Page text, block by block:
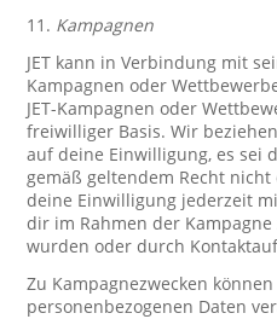
11. Kampagnen
JET kann in Verbindung mit
Kampagnen oder
JET-Kampagnen oder
freiwilliger Basis. Wir
auf deine Einwilligung, es sei
gemäß geltendem Recht
deine Einwilligung jederzeit
dir im Rahmen der
wurden oder durch
Zu Kampagnezwecken
personenbezogenen Daten